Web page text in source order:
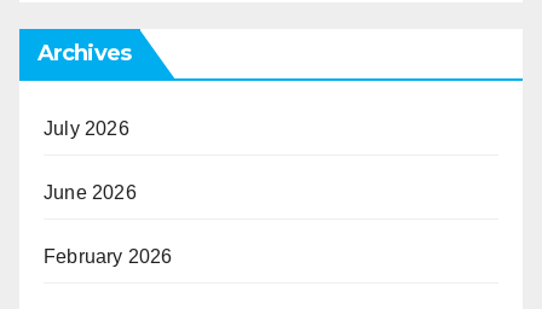
Archives
July 2026
June 2026
February 2026